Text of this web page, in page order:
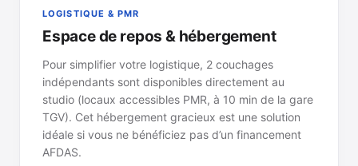
LOGISTIQUE & PMR
Espace de repos & hébergement
Pour simplifier votre logistique, 2 couchages
indépendants sont disponibles directement au
studio (locaux accessibles PMR, à 10 min de la gare
TGV). Cet hébergement gracieux est une solution
idéale si vous ne bénéficiez pas d’un financement
AFDAS.